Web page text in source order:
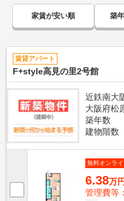
家賃が安い順 築
賃貸アパート
F+style高見の里2号館
近鉄南大
大阪府松
築年数
建物階数
無料オンラ
6.38万円
管理費等